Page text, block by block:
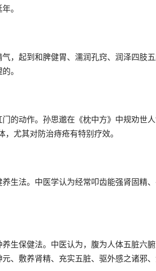
。
，起到和脾健胃、濡润孔窍、润泽四肢
。
的动作。孙思邈在《枕中方》中规劝世
尤其对防治痔疮有特别疗效。
生法。中医学认为经常叩齿能强肾固精、
生保健法。中医认为，腹为人体五脏六
、敷养肾精、充实五脏、驱外感之诸邪